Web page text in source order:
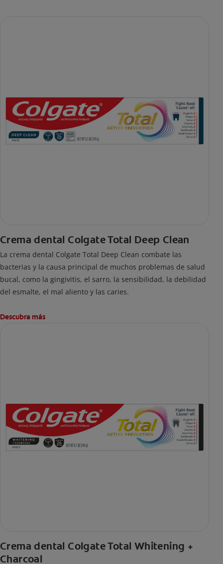
Crema dental Colgate Total Deep Clean
La crema dental Colgate Total Deep Clean combate las
bacterias y la causa principal de muchos problemas de salud
bucal, como la gingivitis, el sarro, la sensibilidad, la debilidad
del esmalte, el mal aliento y las caries.
Descubra más
Crema dental Colgate Total Whitening +
Charcoal